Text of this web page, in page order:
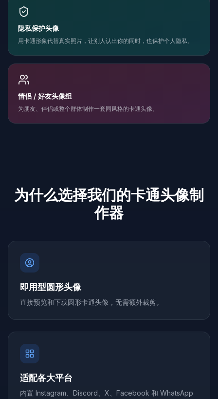
隐私保护头像
用卡通形象代替真实照片，让别人认出你的同时，也保护个人隐私。
情侣 / 好友头像组
为朋友、伴侣或整个群体制作一套同风格的卡通头像。
为什么选择我们的卡通头像制
作器
即用型圆形头像
直接预览和下载圆形卡通头像，无需额外裁剪。
适配各大平台
内置 Instagram、Discord、X、Facebook 和 WhatsApp